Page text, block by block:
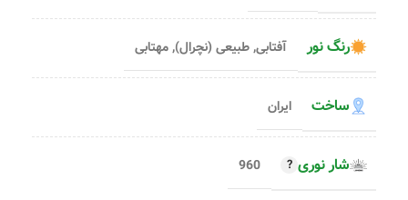
رنگ نور آفتابی,طبیعی (نچرال),مهتابی
ساخت ایران
شار نوری 960